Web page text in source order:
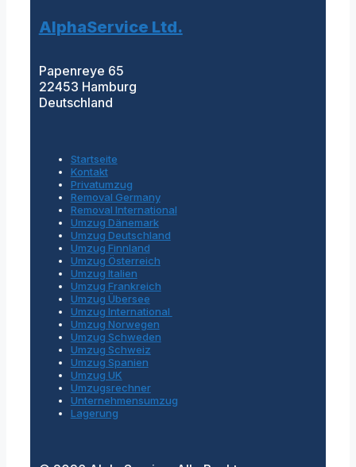
AlphaService Ltd.
Papenreye 65
22453 Hamburg
Deutschland
Startseite
Kontakt
Privatumzug
Removal Germany
Removal International
Umzug Dänemark
Umzug Deutschland
Umzug Finnland
Umzug Österreich
Umzug Italien
Umzug Frankreich
Umzug Übersee
Umzug International
Umzug Norwegen
Umzug Schweden
Umzug Schweiz
Umzug Spanien
Umzug UK
Umzugsrechner
Unternehmensumzug
Lagerung